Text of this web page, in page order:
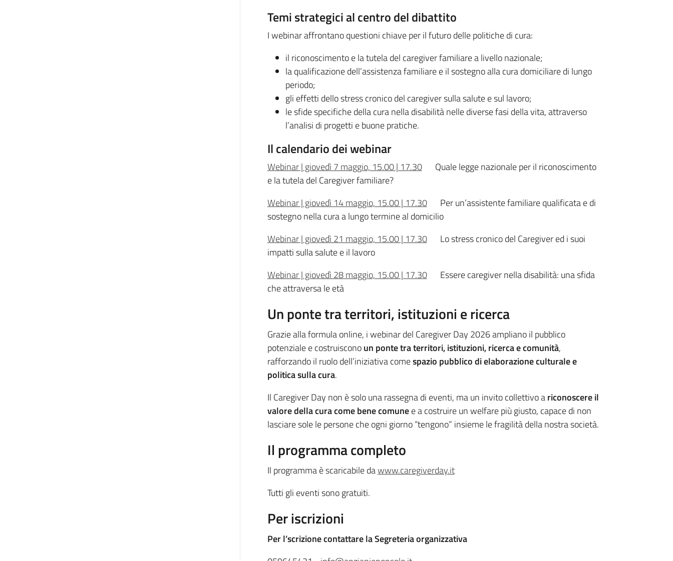
Temi strategici al centro del dibattito
I webinar affrontano questioni chiave per il futuro delle politiche di cura:
il riconoscimento e la tutela del caregiver familiare a livello nazionale;
la qualificazione dell’assistenza familiare e il sostegno alla cura domiciliare di lungo
periodo;
gli effetti dello stress cronico del caregiver sulla salute e sul lavoro;
le sfide specifiche della cura nella disabilità nelle diverse fasi della vita, attraverso
l’analisi di progetti e buone pratiche.
Il calendario dei webinar
Webinar | giovedì 7 maggio, 15.00 | 17.30
Quale legge nazionale per il riconoscimento
e la tutela del Caregiver familiare?
Webinar | giovedì 14 maggio, 15.00 | 17.30
Per un’assistente familiare qualificata e di
sostegno nella cura a lungo termine al domicilio
Webinar | giovedì 21 maggio, 15.00 | 17.30
Lo stress cronico del Caregiver ed i suoi
impatti sulla salute e il lavoro
Webinar | giovedì 28 maggio, 15.00 | 17.30
Essere caregiver nella disabilità: una sfida
che attraversa le età
Un ponte tra territori, istituzioni e ricerca
Grazie alla formula online, i webinar del Caregiver Day 2026 ampliano il pubblico
potenziale e costruisconoun ponte tra territori, istituzioni, ricerca e comunità,
rafforzando il ruolo dell’iniziativa comespazio pubblico di elaborazione culturale e
politica sulla cura.
Il Caregiver Day non è solo una rassegna di eventi, ma un invito collettivo ariconoscere il
valore della cura come bene comunee a costruire un welfare più giusto, capace di non
lasciare sole le persone che ogni giorno “tengono” insieme le fragilità della nostra società.
Il programma completo
Il programma è scaricabile dawww.caregiverday.it
Tutti gli eventi sono gratuiti.
Per iscrizioni
Per l’scrizione contattare la Segreteria organizzativa